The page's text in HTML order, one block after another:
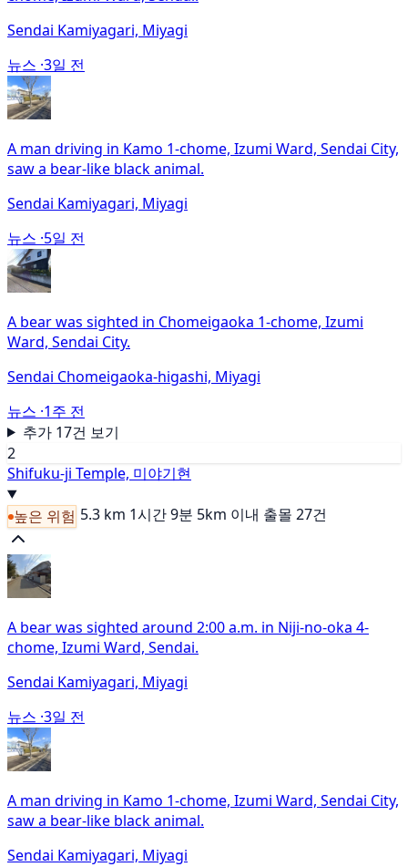
Sendai Kamiyagari, Miyagi
뉴스 ·3일 전
A man driving in Kamo 1-chome, Izumi Ward, Sendai City,
saw a bear-like black animal.
Sendai Kamiyagari, Miyagi
뉴스 ·5일 전
A bear was sighted in Chomeigaoka 1-chome, Izumi
Ward, Sendai City.
Sendai Chomeigaoka-higashi, Miyagi
뉴스 ·1주 전
추가 17건 보기
2
Shifuku-ji Temple, 미야기현
높은 위험 5.3 km 1시간 9분 5km 이내 출몰 27건
A bear was sighted around 2:00 a.m. in Niji-no-oka 4-
chome, Izumi Ward, Sendai.
Sendai Kamiyagari, Miyagi
뉴스 ·3일 전
A man driving in Kamo 1-chome, Izumi Ward, Sendai City,
saw a bear-like black animal.
Sendai Kamiyagari, Miyagi